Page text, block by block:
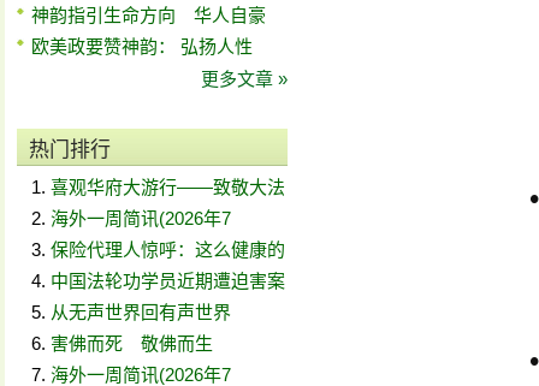
神韵指引生命方向 华人自豪
欧美政要赞神韵： 弘扬人性
更多文章 »
热门排行
喜观华府大游行——致敬大法
海外一周简讯(2026年7
保险代理人惊呼：这么健康的
中国法轮功学员近期遭迫害案
从无声世界回有声世界
害佛而死 敬佛而生
海外一周简讯(2026年7